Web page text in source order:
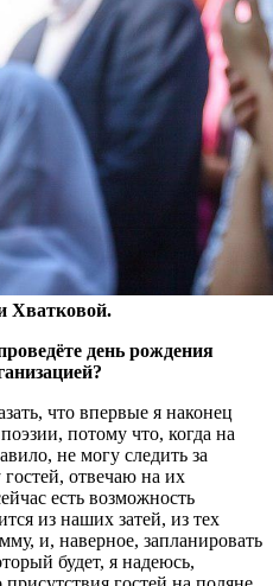
Хватковой.
день рождения
что впервые я наконец
потому что, когда на
не могу следить за
отвечаю на их
есть возможность
из наших затей, из тех
и, наверное, запланировать
будет, я надеюсь,